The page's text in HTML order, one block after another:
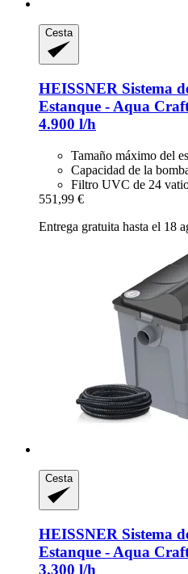
Cesta
HEISSNER Sistema
Estanque -​ Aqua
4.900 l/h
Tamaño máximo del
Capacidad de la
Filtro UVC de 24
551,99 €
Entrega gratuita hasta el 18
Cesta
HEISSNER Sistema
Estanque -​ Aqua
3.300 l/h